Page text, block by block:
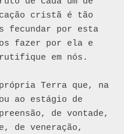
cristã é tão
fecundar por esta
fazer por ela e
em nós.
Terra que, na
ao estágio de
de vontade,
de veneração,